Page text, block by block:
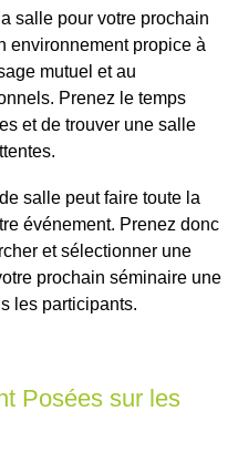
salle pour votre prochain
environnement propice à
mutuel et au
Prenez le temps
et de trouver une salle
salle peut faire toute la
événement. Prenez donc
et sélectionner une
prochain séminaire une
les participants.
Posées sur les